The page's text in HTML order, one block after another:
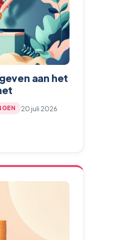
aan het
20 juli 2026